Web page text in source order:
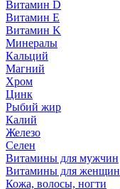
Витамин D
Витамин E
Витамин K
Минералы
Кальций
Магний
Хром
Цинк
Рыбий жир
Калий
Железо
Селен
Витамины для мужчин
Витамины для женщин
Кожа, волосы, ногти